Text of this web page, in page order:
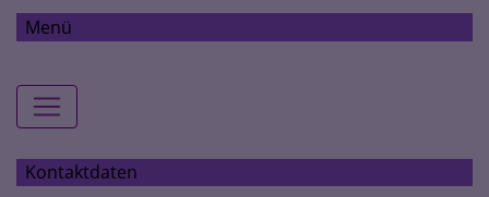
Menü
Hauptnavigation
Kontaktdaten